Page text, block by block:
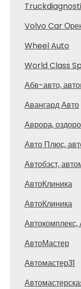
Volvo Car
Wheel Auto
World Class
Абв-авто,
Авангард Авто
Аврора,
Авто Плюс,
Автобэст,
АвтоКлиника
АвтоКлиника
Автокомплекс,
АвтоМастер
Автомастер31